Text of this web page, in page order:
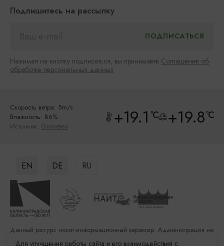
Подпишитесь на рассылку
Нажимая на кнопку подписаться, вы принимаете Соглашение об
обработке персональных данных
Скорость ветра: 5m/s
Влажность: 86%
Источник: Gismeteo +19.1 °C +19.8°C
EN DE RU
Данный ресурс носит информационный характер. Администрация не
несет ответственности за качество услуг, предоставленных
Для улучшения работы сайта и его взаимодействия с